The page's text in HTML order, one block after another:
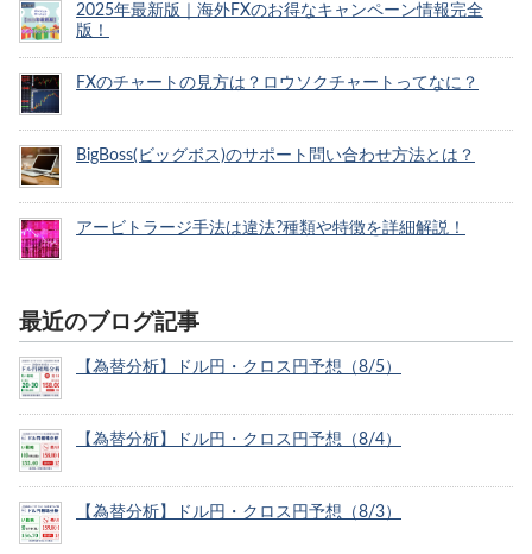
2025年最新版｜海外FXのお得なキャンペーン情報完全
版！
FXのチャートの見方は？ロウソクチャートってなに？
BigBoss(ビッグボス)のサポート問い合わせ方法とは？
アービトラージ手法は違法?種類や特徴を詳細解説！
最近のブログ記事
【為替分析】ドル円・クロス円予想（8/5）
【為替分析】ドル円・クロス円予想（8/4）
【為替分析】ドル円・クロス円予想（8/3）